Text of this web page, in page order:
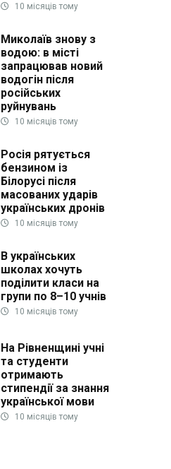
10 місяців тому
Миколаїв знову з
водою: в місті
запрацював новий
водогін після
російських
руйнувань
10 місяців тому
Росія рятується
бензином із
Білорусі після
масованих ударів
українських дронів
10 місяців тому
В українських
школах хочуть
поділити класи на
групи по 8–10 учнів
10 місяців тому
На Рівненщині учні
та студенти
отримають
стипендії за знання
української мови
10 місяців тому